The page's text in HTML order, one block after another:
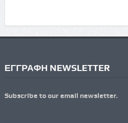
ΕΓΓΡΑΦΗ NEWSLETTER
Subscribe to our email newsletter.